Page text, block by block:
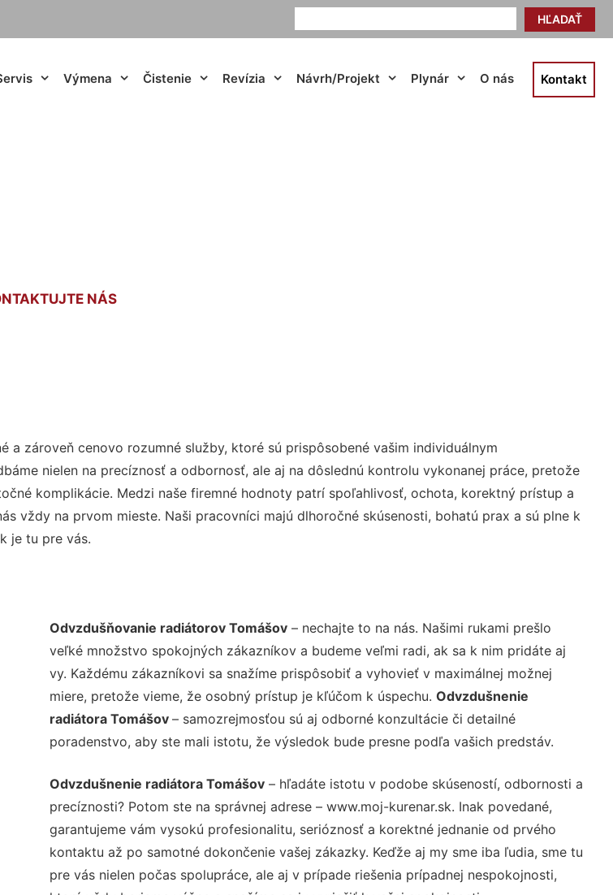
HĽADAŤ
Výmena Čistenie Revízia Návrh/Projekt Plynár O nás Kontakt
NÁS
a zároveň cenovo rozumné služby, ktoré sú prispôsobené vašim individuálnym
nielen na precíznosť a odbornosť, ale aj na dôslednú kontrolu vykonanej práce, pretože
komplikácie. Medzi naše firemné hodnoty patrí spoľahlivosť, ochota, korektný prístup a
vždy na prvom mieste. Naši pracovníci majú dlhoročné skúsenosti, bohatú prax a sú plne k
je tu pre vás.
Odvzdušňovanie radiátorov Tomášov– nechajte to na nás. Našimi rukami prešlo
veľké množstvo spokojných zákazníkov a budeme veľmi radi, ak sa k nim pridáte aj
vy. Každému zákazníkovi sa snažíme prispôsobiť a vyhovieť v maximálnej možnej
miere, pretože vieme, že osobný prístup je kľúčom k úspechu. Odvzdušnenie
radiátora Tomášov – samozrejmosťou sú aj odborné konzultácie či detailné
poradenstvo, aby ste mali istotu, že výsledok bude presne podľa vašich predstáv.
Odvzdušnenie radiátora Tomášov– hľadáte istotu v podobe skúseností, odbornosti a
precíznosti? Potom ste na správnej adrese – www.moj-kurenar.sk. Inak povedané,
garantujeme vám vysokú profesionalitu, serióznosť a korektné jednanie od prvého
kontaktu až po samotné dokončenie vašej zákazky. Keďže aj my sme iba ľudia, sme tu
pre vás nielen počas spolupráce, ale aj v prípade riešenia prípadnej nespokojnosti,